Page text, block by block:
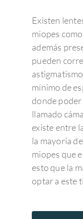
Existen
miopes
además
pueden
mínimo de
donde poder
llamado
existe entre
la mayoría
miopes que
esto que la
optar a este